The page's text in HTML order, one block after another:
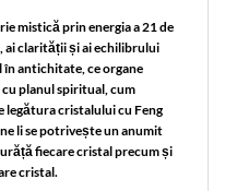
mistică prin energia a 21 de
ai clarității și ai echilibrului
antichitate, ce organe
planul spiritual, cum
legătura cristalului cu Feng
li se potrivește un anumit
fiecare cristal precum și
cristal.